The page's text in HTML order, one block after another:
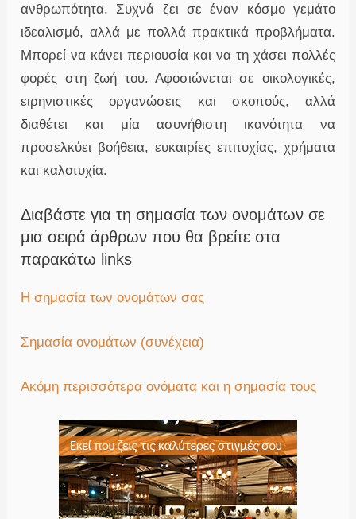
ανθρωπότητα. Συχνά ζει σε έναν κόσμο γεμάτο
ιδεαλισμό, αλλά με πολλά πρακτικά προβλήματα.
Μπορεί να κάνει περιουσία και να τη χάσει πολλές
φορές στη ζωή του. Αφοσιώνεται σε οικολογικές,
ειρηνιστικές οργανώσεις και σκοπούς, αλλά
διαθέτει και μία ασυνήθιστη ικανότητα να
προσελκύει βοήθεια, ευκαιρίες επιτυχίας, χρήματα
και καλοτυχία.
Διαβάστε για τη σημασία των ονομάτων σε
μια σειρά άρθρων που θα βρείτε στα
παρακάτω links
Η σημασία των ονομάτων σας
Σημασία ονομάτων (συνέχεια)
Ακόμη περισσότερα ονόματα και η σημασία τους